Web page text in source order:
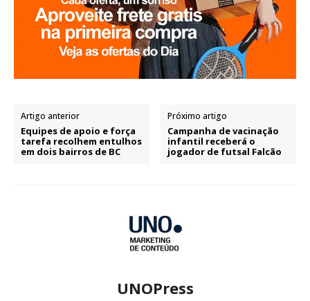
Artigo anterior
Equipes de apoio e força
tarefa recolhem entulhos
em dois bairros de BC
Próximo artigo
Campanha de vacinação
infantil receberá o
jogador de futsal Falcão
UNOPress